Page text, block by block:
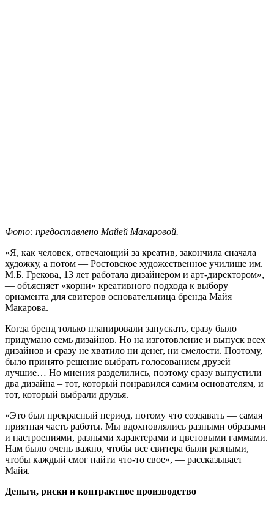
Фото: предоставлено Майей Макаровой.
«Я, как человек, отвечающий за креатив, закончила сначала
художку, а потом — Ростовское художественное училище им.
М.Б. Грекова, 13 лет работала дизайнером и арт-директором»,
— объясняет «корни» креативного подхода к выбору
орнамента для свитеров основательница бренда Майя
Макарова.
Когда бренд только планировали запускать, сразу было
придумано семь дизайнов. Но на изготовление и выпуск всех
дизайнов и сразу не хватило ни денег, ни смелости. Поэтому,
было принято решение выбрать голосованием друзей
лучшие… Но мнения разделились, поэтому сразу выпустили
два дизайна – тот, который понравился самим основателям, и
тот, который выбрали друзья.
«Это был прекрасный период, потому что создавать — самая
приятная часть работы. Мы вдохновлялись разными образами
и настроениями, разными характерами и цветовыми гаммами.
Нам было очень важно, чтобы все свитера были разными,
чтобы каждый смог найти что-то свое», — рассказывает
Майя.
Деньги, риски и контрактное производство